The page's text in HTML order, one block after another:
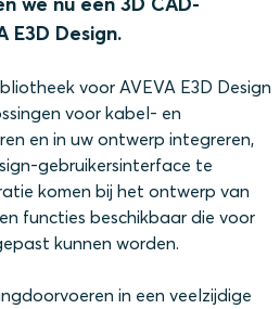
E3D Design.
voor AVEVA E3D Design
voor kabel- en
en in uw ontwerp integreren,
gebruikersinterface te
komen bij het ontwerp van
functies beschikbaar die voor
kunnen worden.
in een veelzijdige